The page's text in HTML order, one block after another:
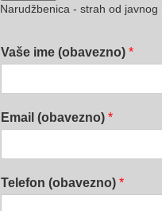
Narudžbenica - strah od javnog
Vaše ime (obavezno) *
Email (obavezno) *
Telefon (obavezno) *